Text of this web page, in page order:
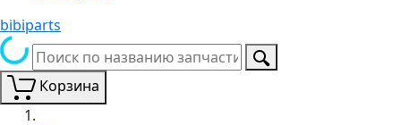
bibiparts
Корзина